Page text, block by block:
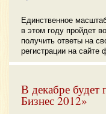
Единственное
в этом году пройдет
получить ответы на
регистрации на сайте
В декабре будет
Бизнес 2012»